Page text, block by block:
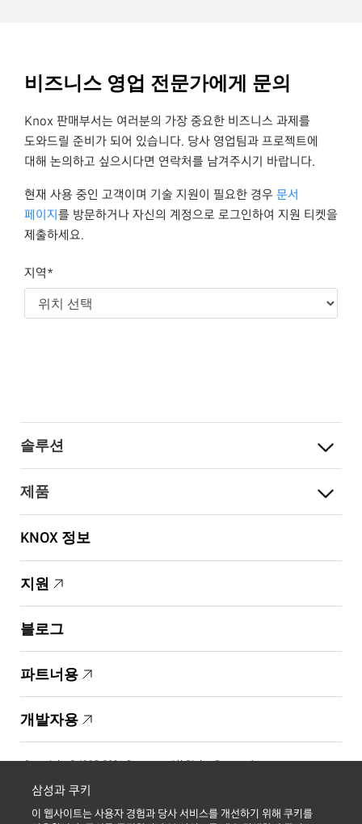
비즈니스 영업 전문가에게 문의
Knox 판매부서는 여러분의 가장 중요한 비즈니스 과제를
도와드릴 준비가 되어 있습니다. 당사 영업팀과 프로젝트에
대해 논의하고 싶으시다면 연락처를 남겨주시기 바랍니다.
현재 사용 중인 고객이며 기술 지원이 필요한 경우 문서
페이지를 방문하거나 자신의 계정으로 로그인하여 지원 티켓을
제출하세요.
지역*
솔루션
제품
KNOX 정보
지원
블로그
파트너용
개발자용
Copyright © 1995-2026 Samsung. All Rights Reserved.
삼성과 쿠키
이 웹사이트는 사용자 경험과 당사 서비스를 개선하기 위해 쿠키를